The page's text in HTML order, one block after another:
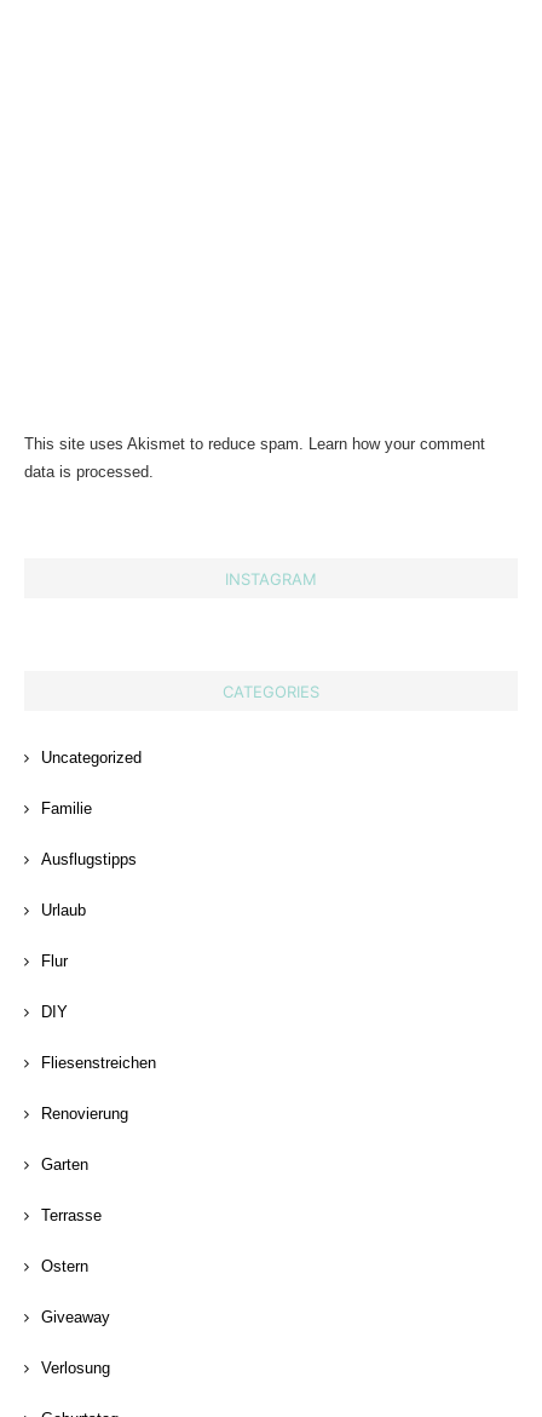
This site uses Akismet to reduce spam. Learn how your comment
data is processed.
INSTAGRAM
CATEGORIES
Uncategorized
Familie
Ausflugstipps
Urlaub
Flur
DIY
Fliesenstreichen
Renovierung
Garten
Terrasse
Ostern
Giveaway
Verlosung